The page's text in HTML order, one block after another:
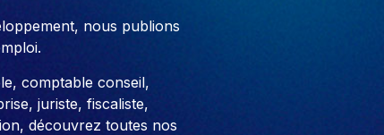
nous publions
comptable conseil,
juriste, fiscaliste,
découvrez toutes nos